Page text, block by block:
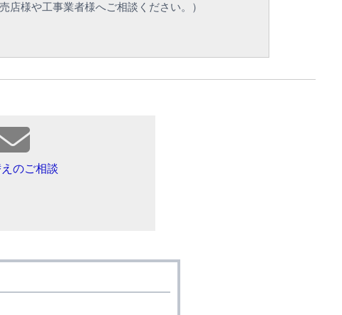
様や工事業者様へご相談ください。）
のご相談